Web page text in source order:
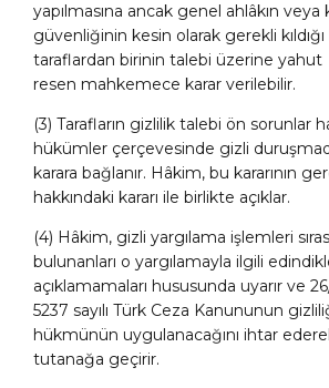
yapılmasına ancak genel ahlâkın veya
güvenliğinin kesin olarak gerekli
taraflardan birinin talebi üzerine yahut
resen mahkemece karar verilebilir.
(3) Tarafların gizlilik talebi ön sorunlar
hükümler çerçevesinde gizli
karara bağlanır. Hâkim, bu kararının
hakkındaki kararı ile birlikte açıklar.
(4) Hâkim, gizli yargılama işlemleri
bulunanları o yargılamayla ilgili
açıklamamaları hususunda uyarır ve
5237 sayılı Türk Ceza Kanununun
hükmünün uygulanacağını ihtar
tutanağa geçirir.